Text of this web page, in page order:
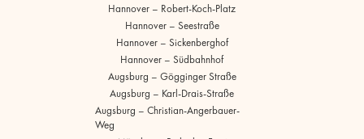
Hannover – Robert-Koch-Platz
Hannover – Seestraße
Hannover – Sickenberghof
Hannover – Südbahnhof
Augsburg – Gögginger Straße
Augsburg – Karl-Drais-Straße
Augsburg – Christian-Angerbauer-
Weg